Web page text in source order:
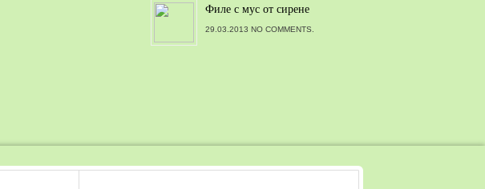
Филе с мус от сирене
29.03.2013 NO COMMENTS.